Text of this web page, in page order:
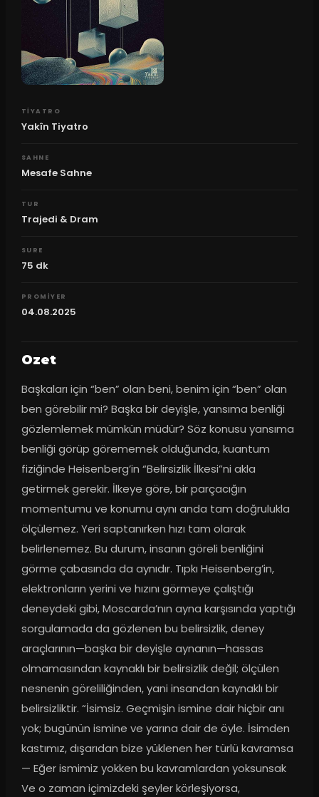
TIYATRO
Yakîn Tiyatro
SAHNE
Mesafe Sahne
TUR
Trajedi & Dram
SURE
75 dk
PROMIYER
04.08.2025
Ozet
Başkaları için “ben” olan beni, benim için “ben” olan
ben görebilir mi? Başka bir deyişle, yansıma benliği
gözlemlemek mümkün müdür? Söz konusu yansıma
benliği görüp görememek olduğunda, kuantum
fiziğinde Heisenberg’in “Belirsizlik İlkesi”ni akla
getirmek gerekir. İlkeye göre, bir parçacığın
momentumu ve konumu aynı anda tam doğrulukla
ölçülemez. Yeri saptanırken hızı tam olarak
belirlenemez. Bu durum, insanın göreli benliğini
görme çabasında da aynıdır. Tıpkı Heisenberg’in,
elektronların yerini ve hızını görmeye çalıştığı
deneydeki gibi, Moscarda’nın ayna karşısında yaptığı
sorgulamada da gözlenen bu belirsizlik, deney
araçlarının—başka bir deyişle aynanın—hassas
olmamasından kaynaklı bir belirsizlik değil; ölçülen
nesnenin göreliliğinden, yani insandan kaynaklı bir
belirsizliktir. “İsimsiz. Geçmişin ismine dair hiçbir anı
yok; bugünün ismine ve yarına dair de öyle. İsimden
kastımız, dışarıdan bize yüklenen her türlü kavramsa
— Eğer ismimiz yokken bu kavramlardan yoksunsak
Ve o zaman içimizdeki şeyler körleşiyorsa,